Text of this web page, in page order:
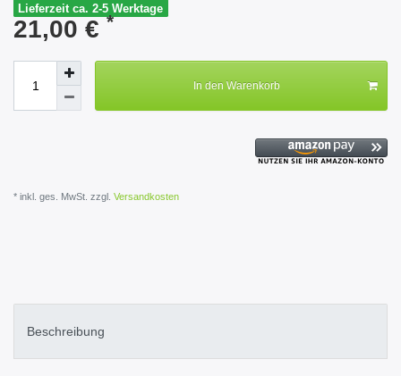
Lieferzeit ca. 2-5 Werktage
21,00 € *
In den Warenkorb
* inkl. ges. MwSt. zzgl. Versandkosten
Beschreibung